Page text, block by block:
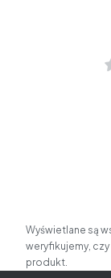
Wyświetlane są
weryfikujemy,
produkt.